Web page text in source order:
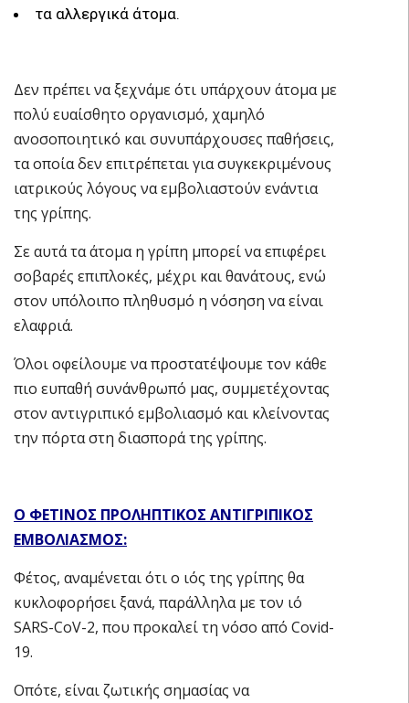
τα αλλεργικά άτομα.
Δεν πρέπει να ξεχνάμε ότι υπάρχουν άτομα με
πολύ ευαίσθητο οργανισμό, χαμηλό
ανοσοποιητικό και συνυπάρχουσες παθήσεις,
τα οποία δεν επιτρέπεται για συγκεκριμένους
ιατρικούς λόγους να εμβολιαστούν ενάντια
της γρίπης.
Σε αυτά τα άτομα η γρίπη μπορεί να επιφέρει
σοβαρές επιπλοκές, μέχρι και θανάτους, ενώ
στον υπόλοιπο πληθυσμό η νόσηση να είναι
ελαφριά.
Όλοι οφείλουμε να προστατέψουμε τον κάθε
πιο ευπαθή συνάνθρωπό μας, συμμετέχοντας
στον αντιγριπικό εμβολιασμό και κλείνοντας
την πόρτα στη διασπορά της γρίπης.
Ο ΦΕΤΙΝΟΣ ΠΡΟΛΗΠΤΙΚΟΣ ΑΝΤΙΓΡΙΠΙΚΟΣ
ΕΜΒΟΛΙΑΣΜΟΣ:
Φέτος, αναμένεται ότι ο ιός της γρίπης θα
κυκλοφορήσει ξανά, παράλληλα με τον ιό
SARS-CoV-2, που προκαλεί τη νόσο από Covid-
19.
Οπότε, είναι ζωτικής σημασίας να